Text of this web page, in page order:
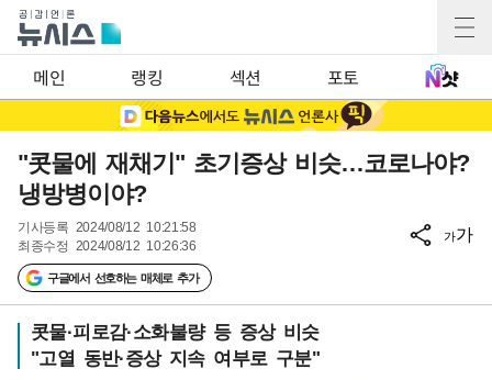
메인 랭킹 섹션 포토
"콧물에 재채기" 초기증상 비슷…코로나야?
냉방병이야?
기사등록 2024/08/12 10:21:58
최종수정 2024/08/12 10:26:36
구글에서 선호하는 매체로 추가
가가
콧물·피로감·소화불량 등 증상 비슷
"고열 동반·증상 지속 여부로 구분"